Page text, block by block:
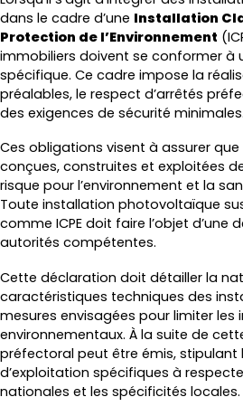
dans le cadre d’une Installation
Protection de l’Environnement
immobiliers doivent se conformer à
spécifique. Ce cadre impose la
préalables, le respect d’arrêtés
des exigences de sécurité minimales.
Ces obligations visent à assurer
conçues, construites et exploitées
risque pour l’environnement et la
Toute installation photovoltaïque
comme ICPE doit faire l’objet d’une
autorités compétentes.
Cette déclaration doit détailler la
caractéristiques techniques des
mesures envisagées pour limiter les
environnementaux. À la suite de
préfectoral peut être émis, stipulant
d’exploitation spécifiques à
nationales et les spécificités locales.